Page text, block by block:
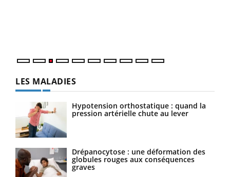
LES MALADIES
Hypotension orthostatique : quand la
pression artérielle chute au lever
Drépanocytose : une déformation des
globules rouges aux conséquences
graves